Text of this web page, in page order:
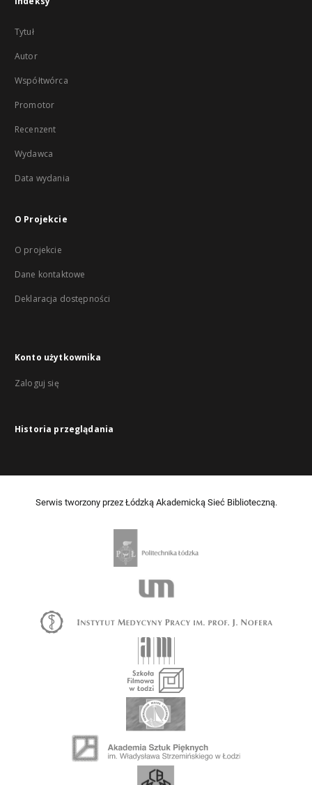
Tytuł
Autor
Współtwórca
Promotor
Recenzent
Wydawca
Data wydania
O Projekcie
O projekcie
Dane kontaktowe
Deklaracja dostępności
Konto użytkownika
Zaloguj się
Historia przeglądania
Serwis tworzony przez Łódzką Akademicką Sieć Biblioteczną.